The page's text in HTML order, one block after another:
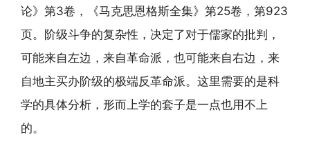
论》第3卷，《马克思恩格斯全集》第25卷，第923
页。阶级斗争的复杂性，决定了对于儒家的批判，
可能来自左边，来自革命派，也可能来自右边，来
自地主买办阶级的极端反革命派。这里需要的是科
学的具体分析，形而上学的套子是一点也用不上
的。